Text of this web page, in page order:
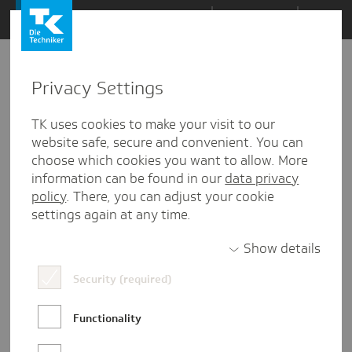
Zum
Inhalt
springen
Josephin Klüver
Josephin ist Redakteurin in der
Unternehmenskommunikation der TK in
Privacy Settings
TK uses cookies to make your visit to our
website safe, secure and convenient. You can
choose which cookies you want to allow. More
information can be found in our data privacy
policy. There, you can adjust your cookie
settings again at any time.
Show details
Security (required)
Functionality